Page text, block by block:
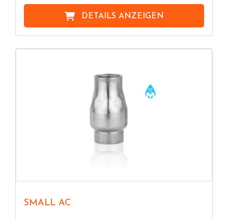
DETAILS ANZEIGEN
SMALL AC